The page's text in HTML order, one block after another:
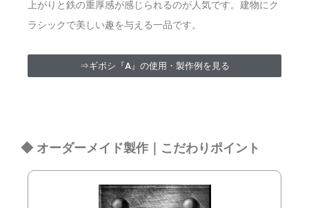
上がりと鉄の重厚感が感じられるのが人気です。 建物にク
ラシックで美しい趣を与える一品です。
⇒ギボシ『A』の使用・製作例を見る
◆ オーダーメイド製作｜こだわりポイント